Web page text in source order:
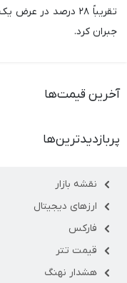
تقریباً ۲۸ درصد
جبران کرد.
آخرین قیمت‌ها
پربازدیدترین‌ها
نقشه بازار
ارزهای دیجیتال
فارکس
قیمت تتر
هشدار نهنگ